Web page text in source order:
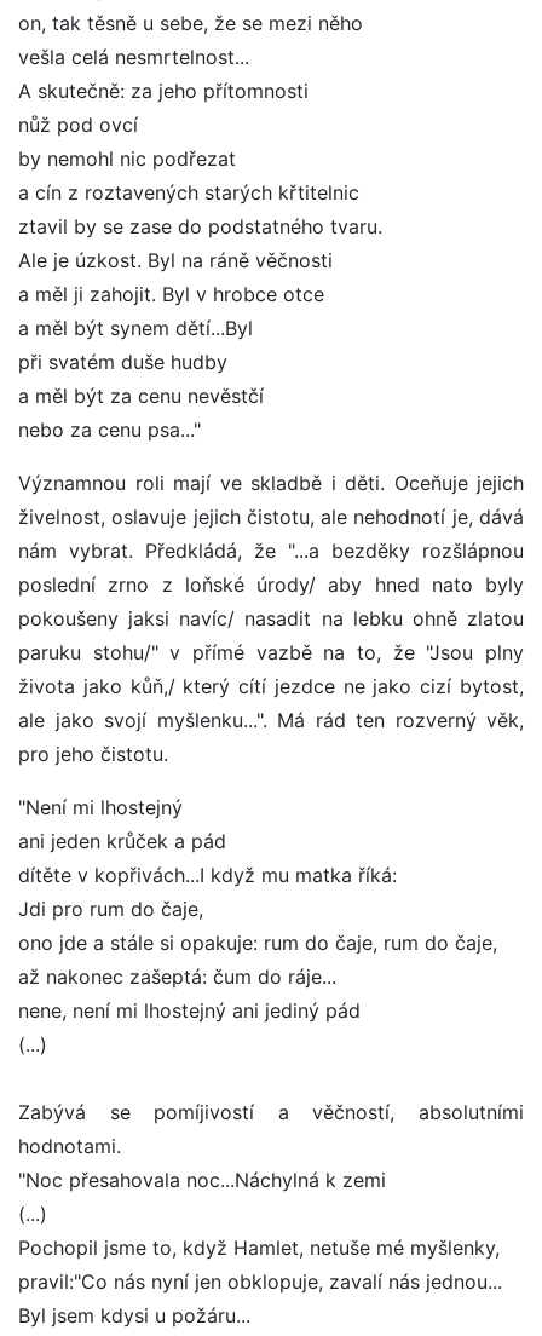
on, tak těsně u sebe, že se mezi něho
vešla celá nesmrtelnost...
A skutečně: za jeho přítomnosti
nůž pod ovcí
by nemohl nic podřezat
a cín z roztavených starých křtitelnic
ztavil by se zase do podstatného tvaru.
Ale je úzkost. Byl na ráně věčnosti
a měl ji zahojit. Byl v hrobce otce
a měl být synem dětí...Byl
při svatém duše hudby
a měl být za cenu nevěstčí
nebo za cenu psa..."
Významnou roli mají ve skladbě i děti. Oceňuje jejich
živelnost, oslavuje jejich čistotu, ale nehodnotí je, dává
nám vybrat. Předkládá, že "...a bezděky rozšlápnou
poslední zrno z loňské úrody/ aby hned nato byly
pokoušeny jaksi navíc/ nasadit na lebku ohně zlatou
paruku stohu/" v přímé vazbě na to, že "Jsou plny
života jako kůň,/ který cítí jezdce ne jako cizí bytost,
ale jako svojí myšlenku...". Má rád ten rozverný věk,
pro jeho čistotu.
"Není mi lhostejný
ani jeden krůček a pád
dítěte v kopřivách...I když mu matka říká:
Jdi pro rum do čaje,
ono jde a stále si opakuje: rum do čaje, rum do čaje,
až nakonec zašeptá: čum do ráje...
nene, není mi lhostejný ani jediný pád
(...)
Zabývá se pomíjivostí a věčností, absolutními
hodnotami.
"Noc přesahovala noc...Náchylná k zemi
(...)
Pochopil jsme to, když Hamlet, netuše mé myšlenky,
pravil:"Co nás nyní jen obklopuje, zavalí nás jednou...
Byl jsem kdysi u požáru...